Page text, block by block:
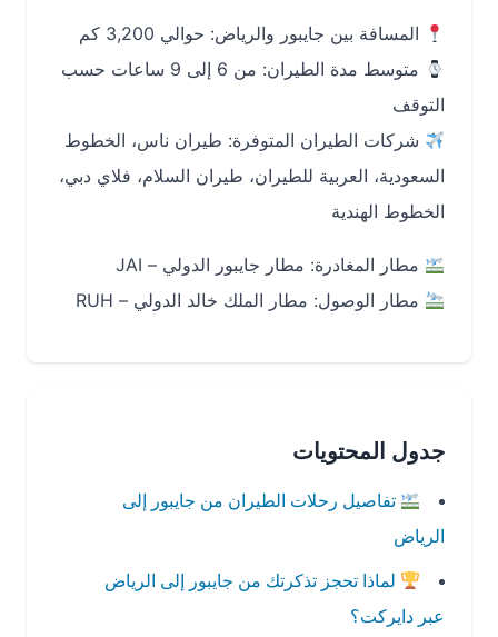
المسافة بين جايبور والرياض: حوالي 3,200 كم
متوسط مدة الطيران: من 6 إلى 9 ساعات حسب
التوقف
شركات الطيران المتوفرة: طيران ناس، الخطوط
السعودية، العربية للطيران، طيران السلام، فلاي دبي،
الخطوط الهندية
مطار المغادرة: مطار جايبور الدولي – JAI
مطار الوصول: مطار الملك خالد الدولي – RUH
جدول المحتويات
تفاصيل رحلات الطيران من جايبور إلى
الرياض
لماذا تحجز تذكرتك من جايبور إلى الرياض
عبر دايركت؟